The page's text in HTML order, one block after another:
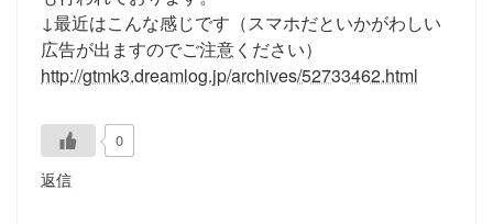
↓最近はこんな感じです（スマホだといかがわしい
広告が出ますのでご注意ください）
http://gtmk3.dreamlog.jp/archives/52733462.html
0
返信